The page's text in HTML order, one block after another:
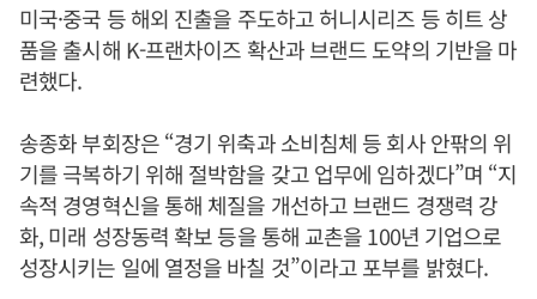
미국·중국 등 해외 진출을 주도하고 허니시리즈 등 히트 상
품을 출시해 K-프랜차이즈 확산과 브랜드 도약의 기반을 마
련했다.
송종화 부회장은 “경기 위축과 소비침체 등 회사 안팎의 위
기를 극복하기 위해 절박함을 갖고 업무에 임하겠다”며 “지
속적 경영혁신을 통해 체질을 개선하고 브랜드 경쟁력 강
화, 미래 성장동력 확보 등을 통해 교촌을 100년 기업으로
성장시키는 일에 열정을 바칠 것”이라고 포부를 밝혔다.